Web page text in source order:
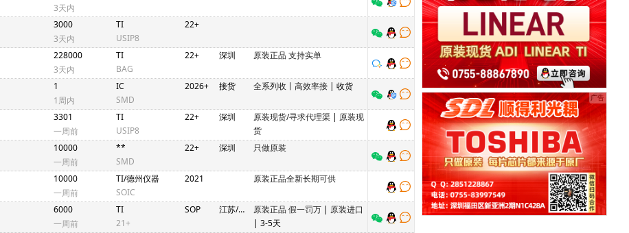
3天内
3000
3天内
TI
USIP8
22+
228000
3天内
TI
BAG
22+ 深圳 原装正品 支持实单
1
1周内
IC
SMD
2026+ 接货 全系列收丨高效率接 | 收货
3301
一周前
TI
USIP8
22+ 深圳 原装现货/寻求代理渠 | 原装现
货
10000
一周前
**
SMD
22+ 深圳 只做原装
10000
一周前
TI/德州仪器
SOIC
2021 原装正品全新长期可供
6000
一周前
TI
21+
SOP 江苏/深圳 原装正品 假一罚万 | 原装进口
| 3-5天